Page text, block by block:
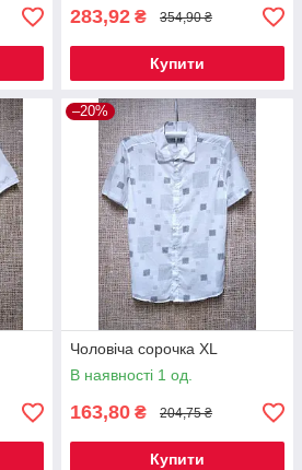
283,92 ₴ 354,90 ₴
Купити
–20%
Чоловіча сорочка XL
В наявності 1 од.
163,80 ₴ 204,75 ₴
Купити